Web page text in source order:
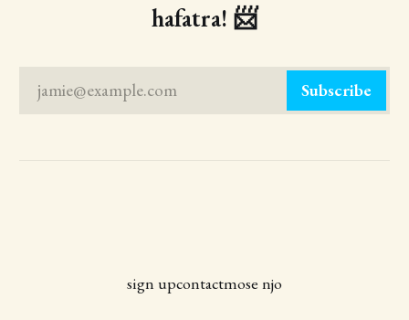
hafatra! 📨
jamie@example.com Subscribe
sign upcontactmose njo